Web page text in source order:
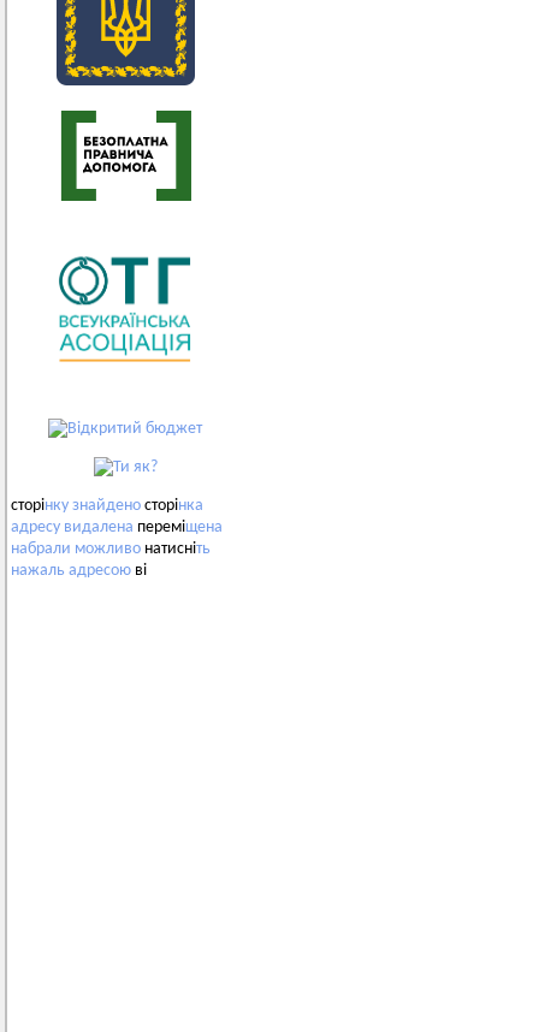
сторінку знайдено сторінка
адресу видалена переміщена
набрали можливо натисніть
нажаль адресою ві